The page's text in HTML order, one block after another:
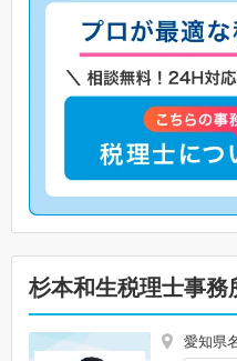
杉本和生税理士事務
愛知県